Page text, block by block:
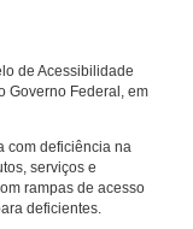
de Acessibilidade
Governo Federal, em
com deficiência na
serviços e
rampas de acesso
deficientes.